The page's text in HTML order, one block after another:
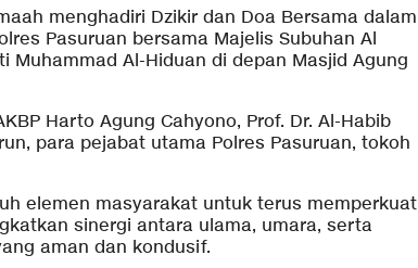
menghadiri Dzikir dan Doa Bersama dalam
Pasuruan bersama Majelis Subuhan Al
Muhammad Al-Hiduan di depan Masjid Agung
Harto Agung Cahyono, Prof. Dr. Al-Habib
para pejabat utama Polres Pasuruan, tokoh
elemen masyarakat untuk terus memperkuat
sinergi antara ulama, umara, serta
aman dan kondusif.